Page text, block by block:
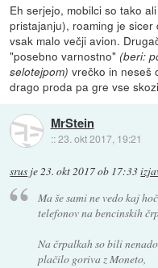
Eh serjejo, mobilci so tako
pristajanju), roaming je
vsak malo večji avion.
"posebno varnostno"(beri:
selotejpom)vrečko in neseš
drago proda pa gre vse
MrStein
::23. okt 2017, 19:21
srus je23. okt 2017 ob 17:33
Ma še sami ne vedo kaj
telefonov na bencinskih
Na črpalkah so bili
plačilo goriva z Moneto,